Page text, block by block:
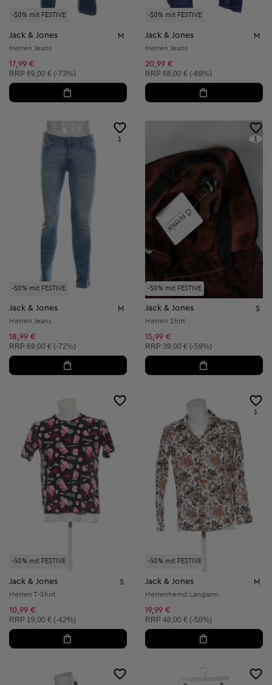
-50% mit FESTIVE
Jack & Jones M
Herren Jeans
17,99 €
Unverbindliche Preisempfehlung:
RRP 69,00 € (-73%)
-50% mit FESTIVE
Jack & Jones M
Herren Jeans
20,99 €
Unverbindliche Preisempfehlung:
RRP 68,00 € (-69%)
-50% mit FESTIVE
1
Jack & Jones M
Herren Jeans
18,99 €
Unverbindliche Preisempfehlung:
RRP 69,00 € (-72%)
-50% mit FESTIVE
1
Jack & Jones S
Herren Shirt
15,99 €
Unverbindliche Preisempfehlung:
RRP 39,00 € (-59%)
-50% mit FESTIVE
Jack & Jones S
Herren T-Shirt
10,99 €
Unverbindliche Preisempfehlung:
RRP 19,00 € (-42%)
-50% mit FESTIVE
1
Jack & Jones M
Herrenhemd Langarm
19,99 €
Unverbindliche Preisempfehlung:
RRP 48,00 € (-58%)